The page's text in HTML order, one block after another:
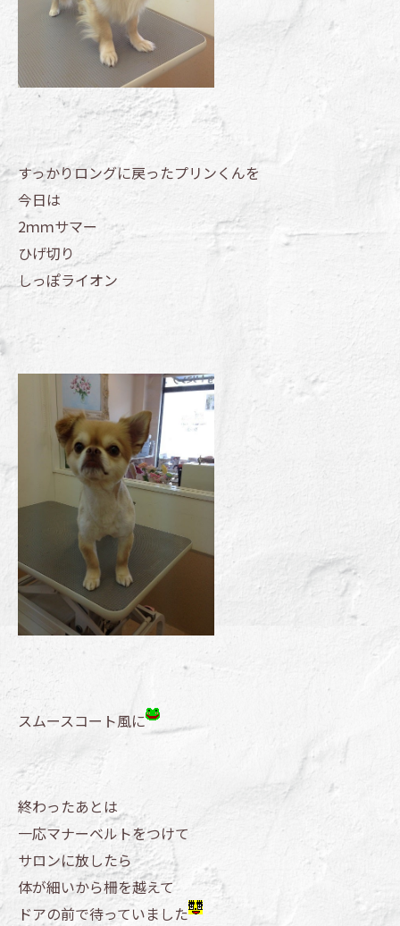
すっかりロングに戻ったプリンくんを
今日は
2ｍｍサマー
ひげ切り
しっぽライオン
スムースコート風に
終わったあとは
一応マナーベルトをつけて
サロンに放したら
体が細いから柵を越えて
ドアの前で待っていました